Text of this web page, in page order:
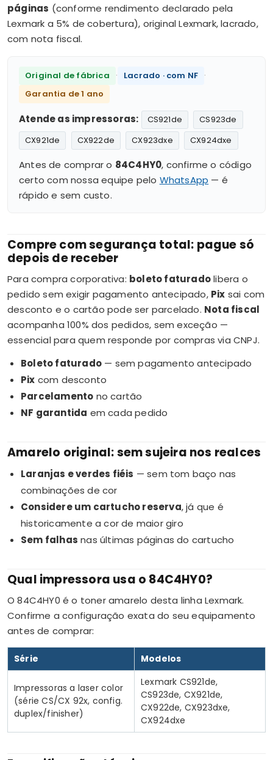
páginas (conforme rendimento declarado pela
Lexmark a 5% de cobertura), original Lexmark, lacrado,
com nota fiscal.
Original de fábrica · Lacrado · com NF ·
Garantia de 1 ano
Atende as impressoras: CS921de
CS923de
CX921de
CX922de CX923dxe CX924dxe
Antes de comprar o 84C4HY0, confirme o código
certo com nossa equipe pelo WhatsApp — é
rápido e sem custo.
Compre com segurança total: pague só
depois de receber
Para compra corporativa: boleto faturadolibera o
pedido sem exigir pagamento antecipado, Pix sai com
desconto e o cartão pode ser parcelado. Nota fiscal
acompanha 100% dos pedidos, sem exceção —
essencial para quem responde por compras via CNPJ.
Boleto faturado — sem pagamento antecipado
Pix com desconto
Parcelamento no cartão
NF garantida em cada pedido
Amarelo original: sem sujeira nos realces
Laranjas e verdes fiéis — sem tom baço nas
combinações de cor
Considere um cartucho reserva, já que é
historicamente a cor de maior giro
Sem falhas nas últimas páginas do cartucho
Qual impressora usa o 84C4HY0?
O 84C4HY0 é o toner amarelo desta linha Lexmark.
Confirme a configuração exata do seu equipamento
antes de comprar:
Série Modelos
Impressoras a laser color
(série CS/CX 92x, config.
duplex/finisher)
Lexmark CS921de,
CS923de, CX921de,
CX922de, CX923dxe,
CX924dxe